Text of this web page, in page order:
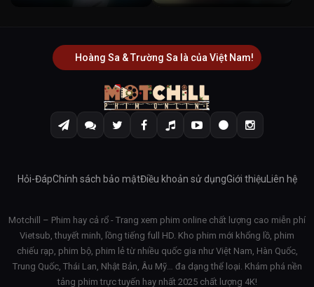
Hoàng Sa & Trường Sa là của Việt Nam!
Hỏi-ĐápChính sách bảo mậtĐiều khoản sử dụngGiới thiệuLiên hệ
Motchill – Phim hay cả rổ - Trang xem phim online chất lượng cao miễn phí
Vietsub, thuyết minh, lồng tiếng full HD. Kho phim mới khổng lồ, phim
chiếu rạp, phim bộ, phim lẻ từ nhiều quốc gia như Việt Nam, Hàn Quốc,
Trung Quốc, Thái Lan, Nhật Bản, Âu Mỹ… đa dạng thể loại. Khám phá nền
tảng phim trực tuyến hay nhất 2025 chất lượng 4K!